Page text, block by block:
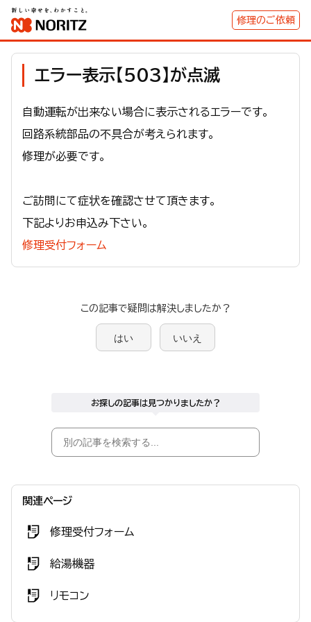
修理のご依頼
エラー表示【503】が点滅
自動運転が出来ない場合に表示されるエラーです。
回路系統部品の不具合が考えられます。
修理が必要です。
ご訪問にて症状を確認させて頂きます。
下記よりお申込み下さい。
修理受付フォーム
この記事で疑問は解決しましたか？
はい いいえ
お探しの記事は見つかりましたか？
関連ページ
修理受付フォーム
給湯機器
リモコン